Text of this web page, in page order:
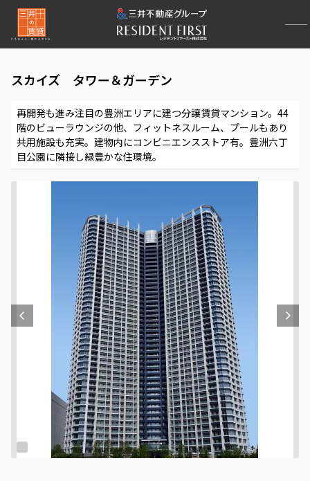
スカイズ タワー＆ガーデン
再開発も進み注目の豊洲エリアに建つ分譲賃貸マンション。44
階のビューラウンジの他、フィットネスルーム、プールもあり
共用施設も充実。建物内にコンビニエンスストア有。豊洲六丁
目公園に隣接し緑豊かな住環境。